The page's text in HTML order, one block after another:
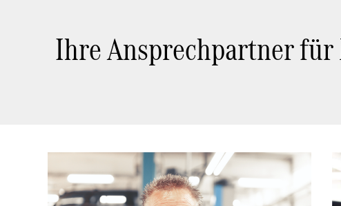
Ihre Ansprechpartner für